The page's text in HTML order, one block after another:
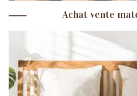
Achat vente